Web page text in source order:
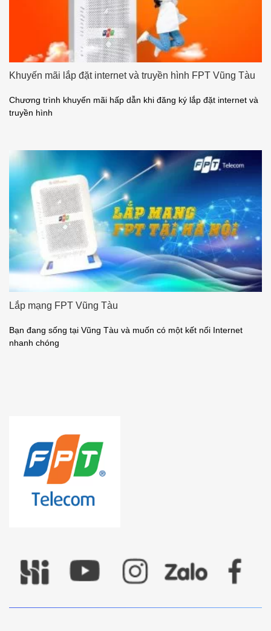
Khuyến mãi lắp đặt internet và truyền hình FPT Vũng Tàu
Chương trình khuyến mãi hấp dẫn khi đăng ký lắp đặt internet và
truyền hình
Lắp mạng FPT Vũng Tàu
Bạn đang sống tại Vũng Tàu và muốn có một kết nối Internet
nhanh chóng